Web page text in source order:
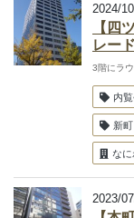
2024/
【四
レー
3階にラ
内
新町
なに
2023/